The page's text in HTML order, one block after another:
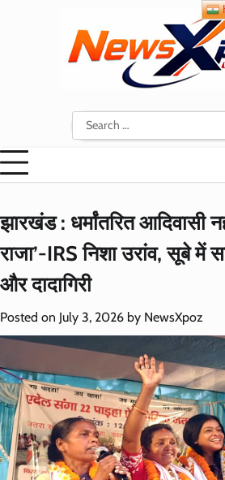
Search
for:
झारखंड : धर्मांतरित आदिवासी
राजा’-IRS निशा उरांव, सूबे
और दादागिरी
Posted on July 3, 2026 by NewsXpoz